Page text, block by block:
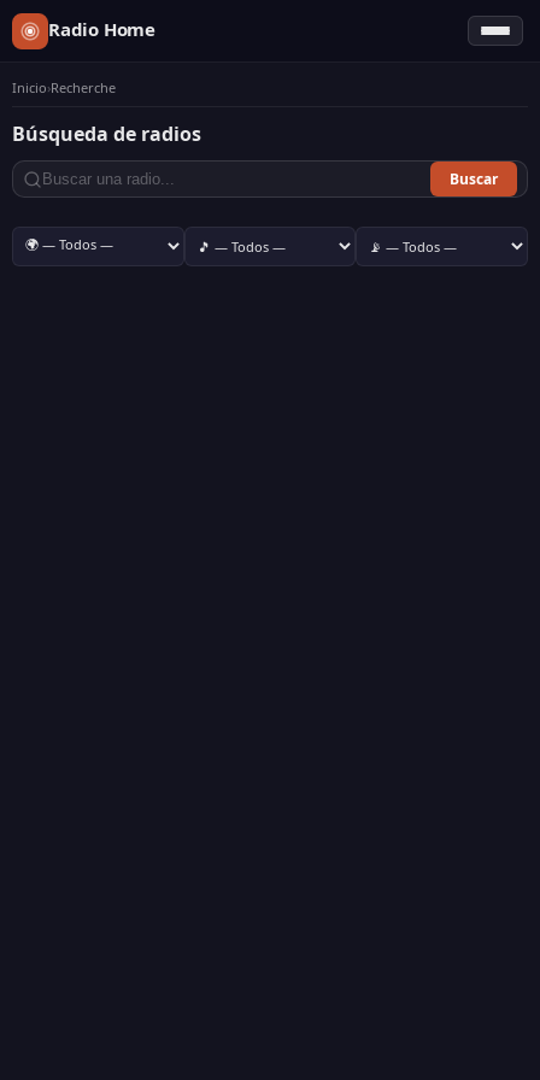
Radio Home
Inicio›Recherche
Búsqueda de radios
Buscar